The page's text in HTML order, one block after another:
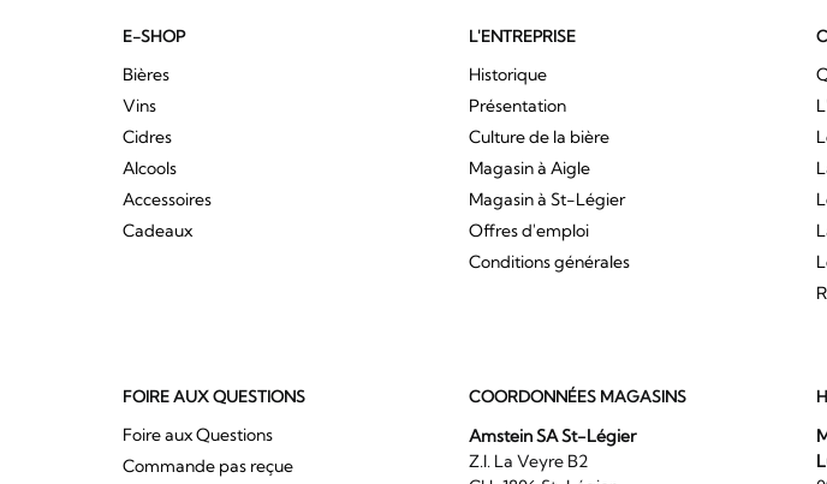
E-SHOP
Bières
Vins
Cidres
Alcools
Accessoires
Cadeaux
L'ENTREPRISE
Historique
Présentation
Culture de la bière
Magasin à Aigle
Magasin à St-Légier
Offres d'emploi
Conditions générales
FOIRE AUX QUESTIONS
Foire aux Questions
Commande pas reçue
COORDONNÉES MAGASINS
Amstein SA St-Légier
Z.I. La Veyre B2